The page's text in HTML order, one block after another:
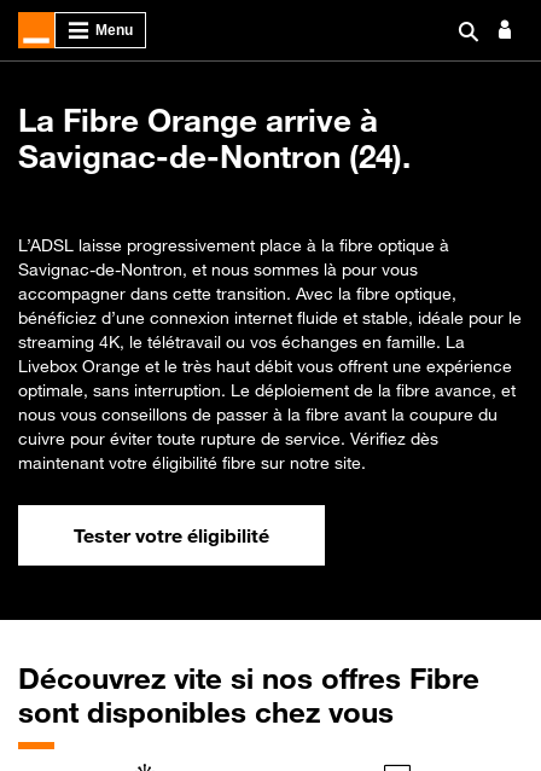
La Fibre Orange arrive à
Savignac-de-Nontron (24).
L’ADSL laisse progressivement place à la fibre optique à
Savignac-de-Nontron, et nous sommes là pour vous
accompagner dans cette transition. Avec la fibre optique,
bénéficiez d’une connexion internet fluide et stable, idéale pour le
streaming 4K, le télétravail ou vos échanges en famille. La
Livebox Orange et le très haut débit vous offrent une expérience
optimale, sans interruption. Le déploiement de la fibre avance, et
nous vous conseillons de passer à la fibre avant la coupure du
cuivre pour éviter toute rupture de service. Vérifiez dès
maintenant votre éligibilité fibre sur notre site.
Tester votre éligibilité
Découvrez vite si nos offres Fibre
sont disponibles chez vous